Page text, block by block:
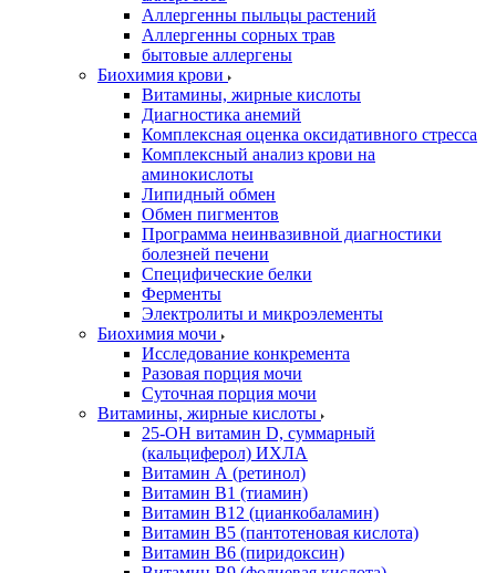
Аллергенны пыльцы растений
Аллергенны сорных трав
бытовые аллергены
Биохимия крови
Витамины, жирные кислоты
Диагностика анемий
Комплексная оценка оксидативного стресса
Комплексный анализ крови на
аминокислоты
Липидный обмен
Обмен пигментов
Программа неинвазивной диагностики
болезней печени
Специфические белки
Ферменты
Электролиты и микроэлементы
Биохимия мочи
Исследование конкремента
Разовая порция мочи
Суточная порция мочи
Витамины, жирные кислоты
25-OH витамин D, суммарный
(кальциферол) ИХЛА
Витамин А (ретинол)
Витамин В1 (тиамин)
Витамин В12 (цианкобаламин)
Витамин В5 (пантотеновая кислота)
Витамин В6 (пиридоксин)